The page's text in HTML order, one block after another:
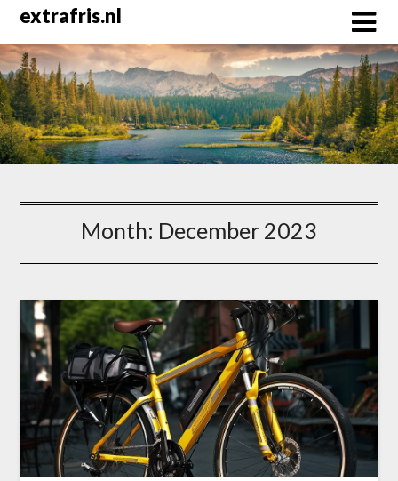
Skip
content
extrafris.nl
Month: December 2023